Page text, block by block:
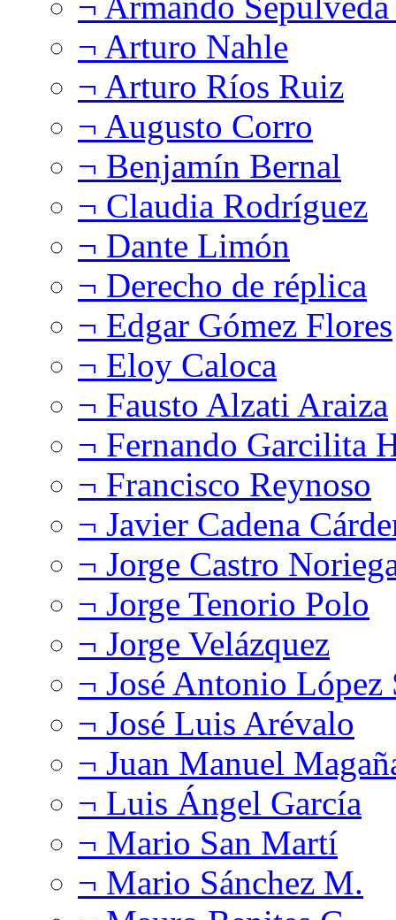
¬ Arturo Nahle
¬ Arturo Ríos Ruiz
¬ Augusto Corro
¬ Benjamín Bernal
¬ Claudia Rodríguez
¬ Dante Limón
¬ Derecho de réplica
¬ Edgar Gómez Flores
¬ Eloy Caloca
¬ Fausto Alzati Araiza
¬ Fernando Garcilita
¬ Francisco Reynoso
¬ Javier Cadena
¬ Jorge Castro
¬ Jorge Tenorio Polo
¬ Jorge Velázquez
¬ José Antonio López
¬ José Luis Arévalo
¬ Juan Manuel
¬ Luis Ángel García
¬ Mario San Martí
¬ Mario Sánchez M.